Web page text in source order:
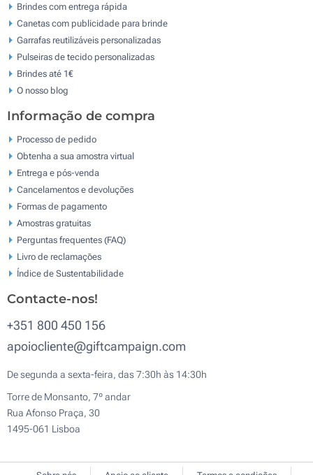
Brindes com entrega rápida
Canetas com publicidade para brinde
Garrafas reutilizáveis personalizadas
Pulseiras de tecido personalizadas
Brindes até 1€
O nosso blog
Informação de compra
Processo de pedido
Obtenha a sua amostra virtual
Entrega e pós-venda
Cancelamentos e devoluções
Formas de pagamento
Amostras gratuitas
Perguntas frequentes (FAQ)
Livro de reclamaçōes
Índice de Sustentabilidade
Contacte-nos!
+351 800 450 156
apoiocliente@giftcampaign.com
De segunda a sexta-feira, das 7:30h às 14:30h
Torre de Monsanto, 7º andar
Rua Afonso Praça, 30
1495-061 Lisboa